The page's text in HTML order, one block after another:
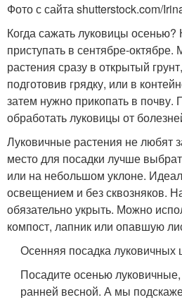
Фото с сайта shutterstock.com/
Когда сажать луковицы осенью?
приступать в сентябре-
растения сразу в открытый
подготовив грядку, или в
затем нужно прикопать в почву.
обработать луковицы от
Луковичные растения не любят
место для посадки лучше
или на небольшом уклоне.
освещением и без сквозняков.
обязательно укрыть. Можно
компост, лапник или опавшую
Осенняя посадка луковичных
Посадите осенью
ранней весной. А мы